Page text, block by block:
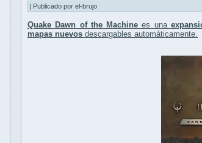
| Publicado por el-brujo
Quake Dawn of the Machine es una
mapas nuevos descargables automáticamente.